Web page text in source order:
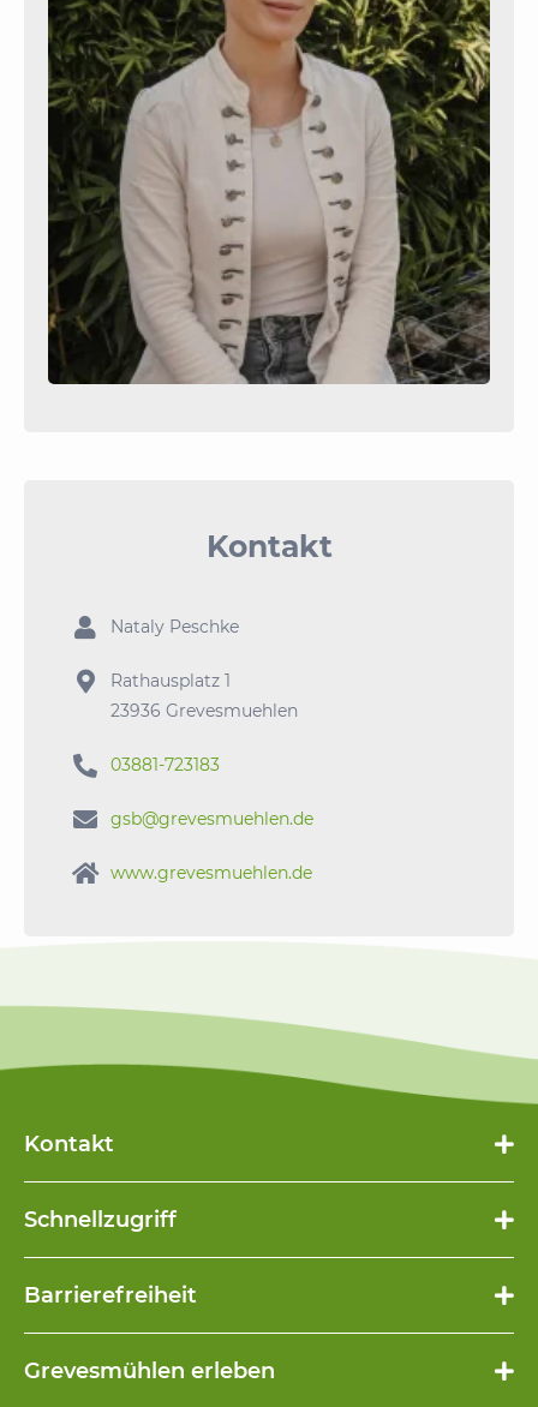
Kontakt
 Nataly Peschke

Rathausplatz 1
23936 Grevesmuehlen
 03881-723183
 gsb@grevesmuehlen.de
 www.grevesmuehlen.de
Kontakt
Schnellzugriff
überspringen
Barrierefreiheit
überspringen
Grevesmühlen erleben